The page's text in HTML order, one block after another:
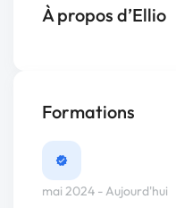
À propos d’Ellio
Formations
mai 2024 - Aujourd'hui